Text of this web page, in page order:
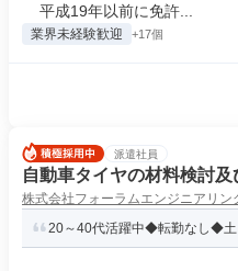
平成19年以前に免許...
業界未経験歓迎 +17個
派遣社員
自動車タイヤの材料検討
株式会社フォーラムエンジニアリン
20～40代活躍中◆転勤なし◆